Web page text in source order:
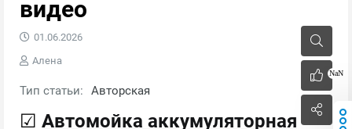
видео
NaN
01.06.2026
Алена
Тип статьи: Авторская
☑ Автомойка аккумуляторная